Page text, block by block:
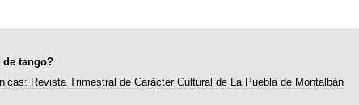
de tango?
Revista Trimestral de Carácter Cultural de La Puebla de Montalbán